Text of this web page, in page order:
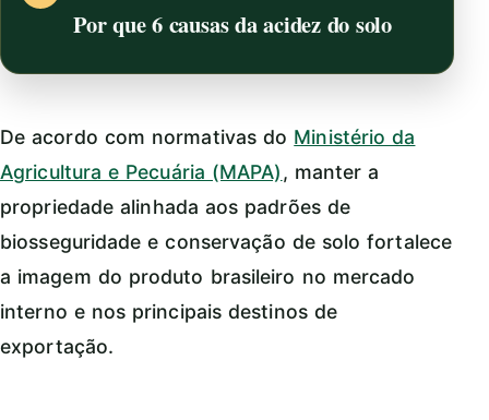
Por que 6 causas da acidez do solo
De acordo com normativas do Ministério da
Agricultura e Pecuária (MAPA), manter a
propriedade alinhada aos padrões de
biosseguridade e conservação de solo fortalece
a imagem do produto brasileiro no mercado
interno e nos principais destinos de
exportação.